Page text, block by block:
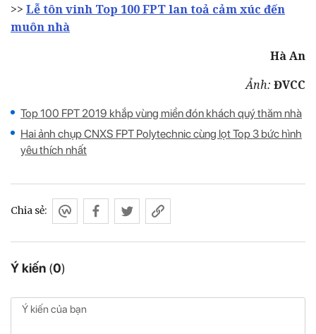
>> Lễ tôn vinh Top 100 FPT lan toả cảm xúc đến
muôn nhà
Hà An
Ảnh: ĐVCC
Top 100 FPT 2019 khắp vùng miền đón khách quý thăm nhà
Hai ảnh chụp CNXS FPT Polytechnic cùng lọt Top 3 bức hình
yêu thích nhất
Ý kiến (0)
Chia sẻ: